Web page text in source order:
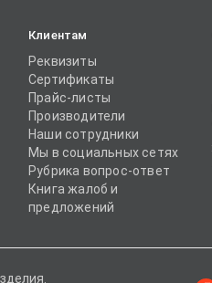
Клиентам
Реквизиты
Сертификаты
Прайс-листы
Производители
Наши сотрудники
Мы в социальных сетях
Рубрика вопрос-ответ
Книга жалоб и
предложений